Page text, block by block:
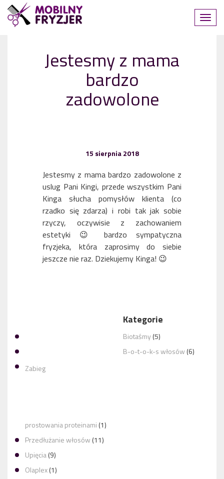
Jestesmy z mama
bardzo
zadowolone
15 sierpnia 2018
Jestesmy z mama bardzo zadowolone z
uslug Pani Kingi, przede wszystkim Pani
Kinga słucha pomysłów klienta (co
rzadko się zdarza) i robi tak jak sobie
rzyczy, oczywisie z zachowaniem
estetyki 😉 bardzo sympatyczna
fryzjeka, która zaprosimy do siebie
jeszcze nie raz. Dziekujemy Kinga! 😉
Kategorie
Biotaśmy(5)
B-o-t-o-k-s włosów (6)
Zabieg
prostowania proteinami (1)
Przedłużanie włosów (11)
Upięcia(9)
Olaplex(1)